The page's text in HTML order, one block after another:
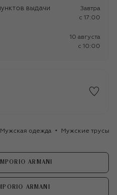
выдачи
Завтра
c 17:00
10 августа
c 10:00
Мужская одежда Мужские трусы
ARMANI
ARMANI